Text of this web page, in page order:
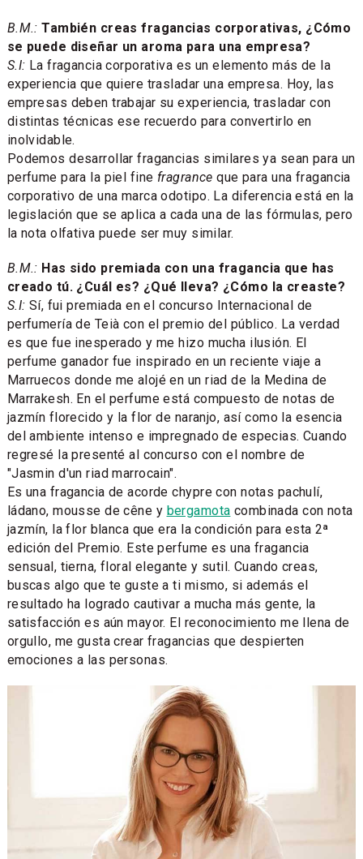
B.M.: También creas fragancias corporativas, ¿Cómo
se puede diseñar un aroma para una empresa?
S.I: La fragancia corporativa es un elemento más de la
experiencia que quiere trasladar una empresa. Hoy, las
empresas deben trabajar su experiencia, trasladar con
distintas técnicas ese recuerdo para convertirlo en
inolvidable.
Podemos desarrollar fragancias similares ya sean para un
perfume para la piel fine fragrance que para una fragancia
corporativo de una marca odotipo. La diferencia está en la
legislación que se aplica a cada una de las fórmulas, pero
la nota olfativa puede ser muy similar.
B.M.: Has sido premiada con una fragancia que has
creado tú. ¿Cuál es? ¿Qué lleva? ¿Cómo la creaste?
S.I: Sí, fui premiada en el concurso Internacional de
perfumería de Teià con el premio del público. La verdad
es que fue inesperado y me hizo mucha ilusión. El
perfume ganador fue inspirado en un reciente viaje a
Marruecos donde me alojé en un riad de la Medina de
Marrakesh. En el perfume está compuesto de notas de
jazmín florecido y la flor de naranjo, así como la esencia
del ambiente intenso e impregnado de especias. Cuando
regresé la presenté al concurso con el nombre de
"Jasmin d'un riad marrocain".
Es una fragancia de acorde chypre con notas pachulí,
ládano, mousse de cêne y bergamota combinada con nota
jazmín, la flor blanca que era la condición para esta 2ª
edición del Premio. Este perfume es una fragancia
sensual, tierna, floral elegante y sutil. Cuando creas,
buscas algo que te guste a ti mismo, si además el
resultado ha logrado cautivar a mucha más gente, la
satisfacción es aún mayor. El reconocimiento me llena de
orgullo, me gusta crear fragancias que despierten
emociones a las personas.